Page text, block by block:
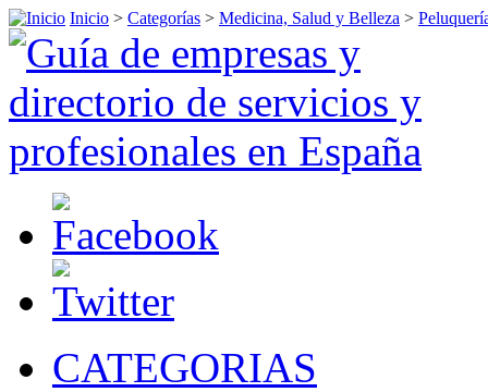
Inicio > Categorías > Medicina, Salud y Belleza >
CATEGORIAS